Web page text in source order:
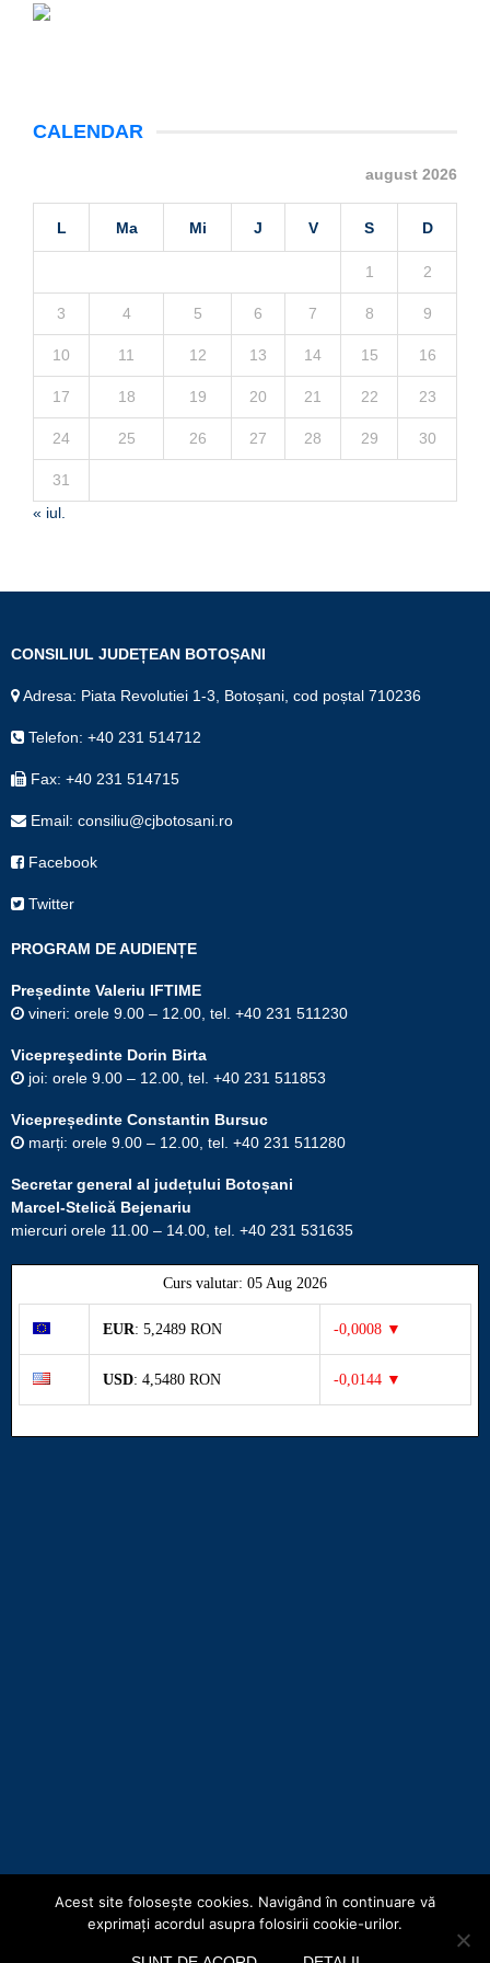
CALENDAR
august 2026
L Ma Mi J V S D
1 2
3 4 5 6 7 8 9
10 11 12 13 14 15 16
17 18 19 20 21 22 23
24 25 26 27 28 29 30
31
« iul.
CONSILIUL JUDEȚEAN BOTOȘANI
Adresa: Piata Revolutiei 1-3, Botoșani, cod poștal 710236
Telefon: +40 231 514712
Fax: +40 231 514715
Email: consiliu@cjbotosani.ro
Facebook
Twitter
PROGRAM DE AUDIENȚE
Președinte Valeriu IFTIME
vineri: orele 9.00 – 12.00, tel. +40 231 511230
Vicepreşedinte Dorin Birta
joi: orele 9.00 – 12.00, tel. +40 231 511853
Vicepreședinte Constantin Bursuc
marți: orele 9.00 – 12.00, tel. +40 231 511280
Secretar general al județului Botoșani
Marcel-Stelică Bejenariu
miercuri orele 11.00 – 14.00, tel. +40 231 531635
Curs valutar: 05 Aug 2026
EUR: 5,2489 RON -0,0008 ▼
USD: 4,5480 RON -0,0144 ▼
Copyright © Consiliul Județean Botoșani 2019
Hartă site Termeni și Condiții Politica de confidențialitate
Acest site foloseşte cookies. Navigând în continuare vă
exprimaţi acordul asupra folosirii cookie-urilor.